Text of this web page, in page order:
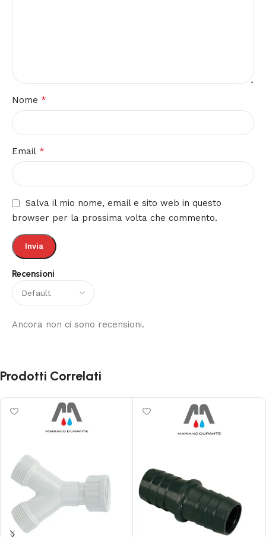
Recensioni
Ancora non ci sono recensioni.
Nome *
Email *
Salva il mio nome, email e sito web in questo
browser per la prossima volta che commento.
Prodotti Correlati